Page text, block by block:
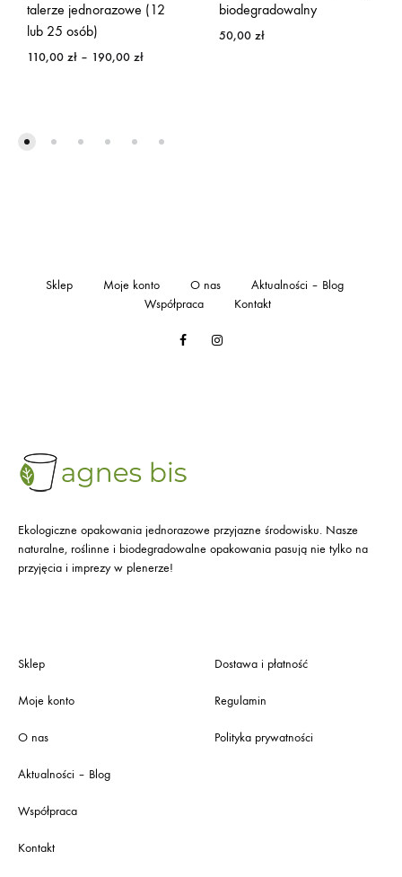
talerze jednorazowe (12
lub 25 osób)
110,00 zł – 190,00 złZakres
biodegradowalny
50,00 zł
FacebookInstagram
Sklep Moje konto O nas
Aktualności – Blog
Współpraca
Kontakt
Ekologiczne opakowania jednorazowe przyjazne środowisku. Nasze
naturalne, roślinne i biodegradowalne opakowania pasują nie tylko na
przyjęcia i imprezy w plenerze!
Sklep
Moje konto
O nas
Aktualności – Blog
Współpraca
Kontakt
Dostawa i płatność
Regulamin
Polityka prywatności